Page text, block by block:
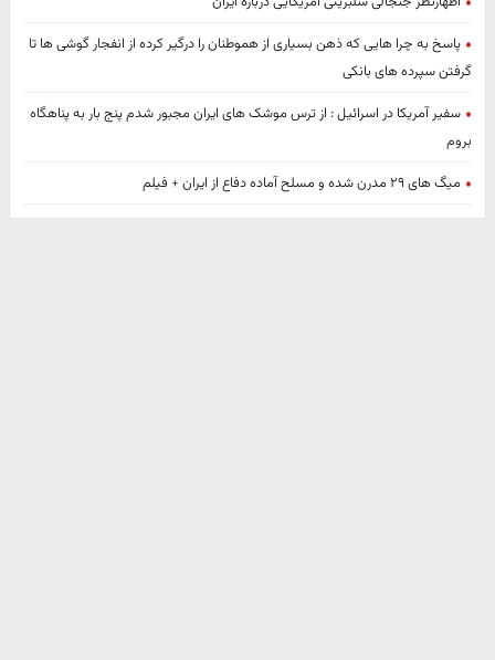
پاسخ به چرا هایی که ذهن بسیاری از هموطنان را درگیر کرده از انفجار گوشی ها تا
گرفتن سپرده های بانکی
سفیر آمریکا در اسرائیل : از ترس موشک های ایران مجبور شدم پنج بار به پناهگاه
بروم
میگ های ۲۹ مدرن شده و مسلح آماده دفاع از ایران + فیلم